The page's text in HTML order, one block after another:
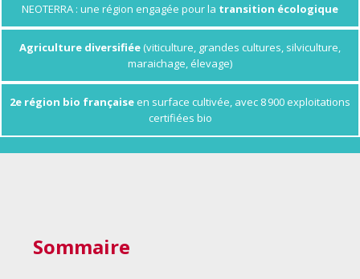
NEOTERRA : une région engagée pour la transition écologique
Agriculture diversifiée (viticulture, grandes cultures, silviculture,
maraichage, élevage)
2e région bio française en surface cultivée, avec 8 900 exploitations
certifiées bio
Sommaire